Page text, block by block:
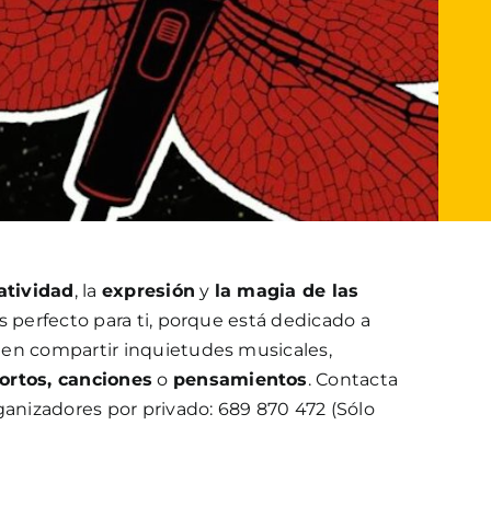
, la expresión y la magia de las
perfecto para ti, porque está dedicado a
compartir inquietudes musicales,
canciones o pensamientos. Contacta
por privado: 689 870 472 (Sólo